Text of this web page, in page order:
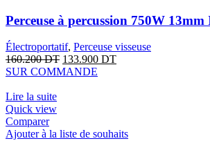
Perceuse à percussion 750W
Électroportatif, Perceuse visseuse
160.200DT 133.900 DT
SUR COMMANDE
Lire la suite
Quick view
Comparer
Ajouter à la liste de souhaits